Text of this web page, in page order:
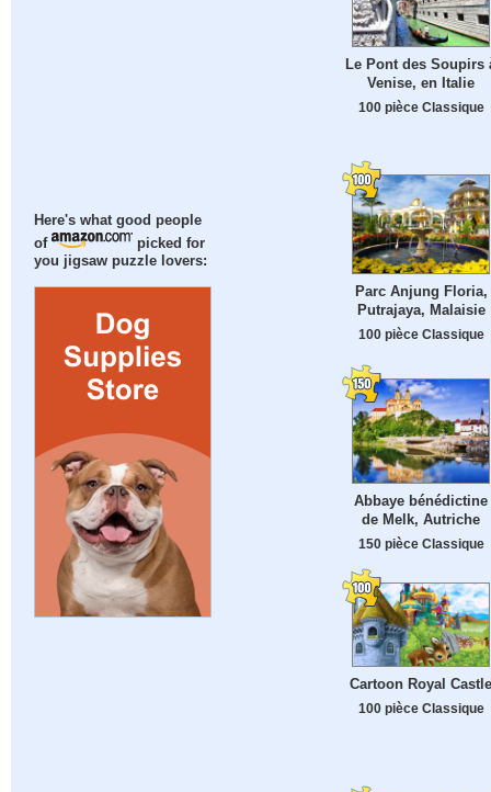
Here's what good people
of
picked for
you jigsaw puzzle lovers:
Le Pont des Soupirs
Venise, en Italie
100 pièce Classique
Parc Anjung Floria,
Putrajaya, Malaisie
100 pièce Classique
Abbaye bénédictine
de Melk, Autriche
150 pièce Classique
Cartoon Royal Castle
100 pièce Classique